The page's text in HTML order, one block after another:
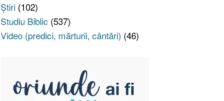
Ştiri(102)
Studiu Biblic (537)
Video (predici, mărturii, cântări) (46)